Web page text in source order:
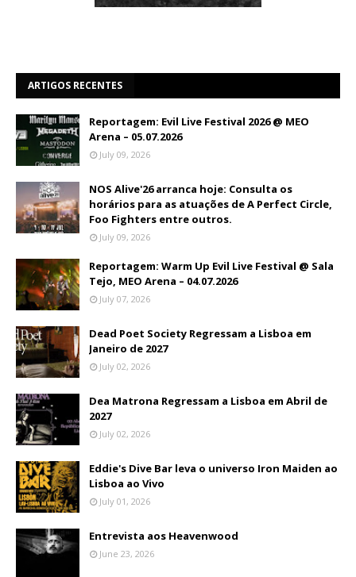
ARTIGOS RECENTES
Reportagem: Evil Live Festival 2026 @ MEO
Arena – 05.07.2026
July 09, 2026
NOS Alive'26 arranca hoje: Consulta os
horários para as atuações de A Perfect Circle,
Foo Fighters entre outros.
July 09, 2026
Reportagem: Warm Up Evil Live Festival @ Sala
Tejo, MEO Arena – 04.07.2026
July 07, 2026
Dead Poet Society Regressam a Lisboa em
Janeiro de 2027
July 02, 2026
Dea Matrona Regressam a Lisboa em Abril de
2027
July 02, 2026
Eddie's Dive Bar leva o universo Iron Maiden ao
Lisboa ao Vivo
July 01, 2026
Entrevista aos Heavenwood
June 23, 2026